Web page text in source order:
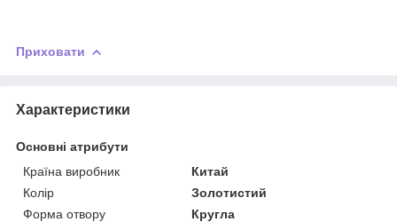
Приховати
Характеристики
Основні атрибути
Країна виробник
Китай
Колір
Золотистий
Форма отвору
Кругла